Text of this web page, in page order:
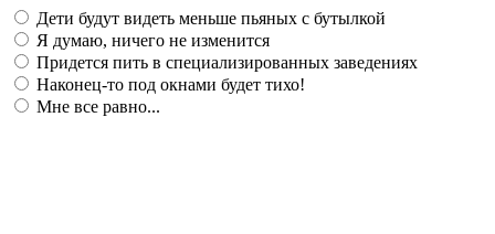
Дети будут видеть меньше пьяных с бутылкой
Я думаю, ничего не изменится
Придется пить в специализированных заведениях
Наконец-то под окнами будет тихо!
Мне все равно...